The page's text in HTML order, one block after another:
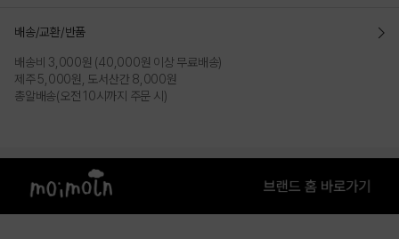
배송/교환/반품
배송비 3,000원 (40,000원 이상 무료배송)
제주 5,000원, 도서산간 8,000원
총알배송(오전 10시까지 주문 시)